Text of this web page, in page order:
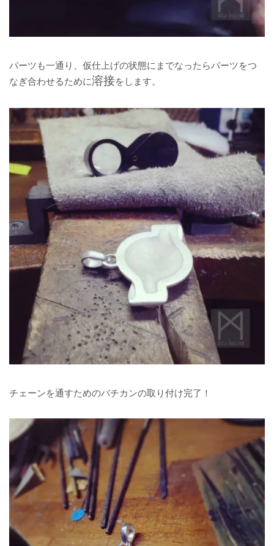
パーツも一通り、仮仕上げの状態にまでなったらパーツをつ
なぎ合わせるために溶接をします。
チェーンを通すためのバチカンの取り付け完了！